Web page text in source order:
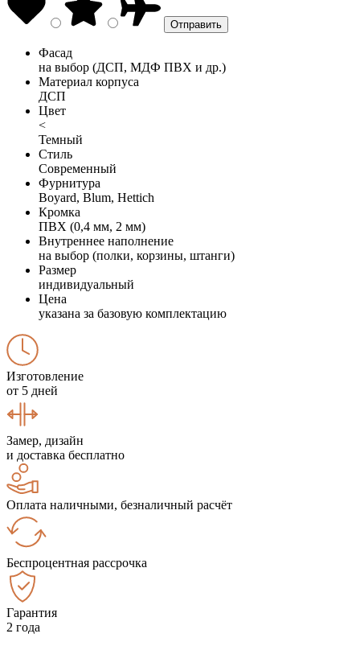
Фасад
на выбор (ДСП, МДФ ПВХ и др.)
Материал корпуса
ДСП
Цвет
<
Темный
Стиль
Современный
Фурнитура
Boyard, Blum, Hettich
Кромка
ПВХ (0,4 мм, 2 мм)
Внутреннее наполнение
на выбор (полки, корзины, штанги)
Размер
индивидуальный
Цена
указана за базовую комплектацию
Изготовление
от 5 дней
Замер, дизайн
и доставка бесплатно
Оплата наличными, безналичный расчёт
Беспроцентная рассрочка
Гарантия
2 года